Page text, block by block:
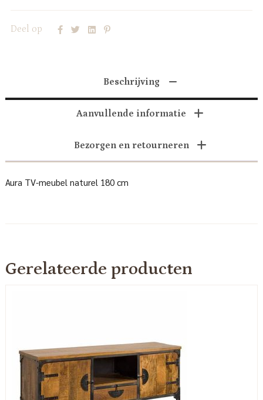
Deel op
Beschrijving
Aanvullende informatie
Bezorgen en retourneren
Aura TV-meubel naturel 180 cm
Gerelateerde producten